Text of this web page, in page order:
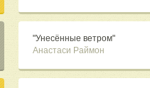
"Унесённые ветром"
Анастаси Раймон